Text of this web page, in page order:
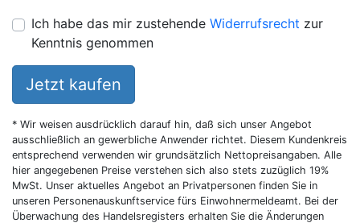
Ich habe das mir zustehende Widerrufsrecht zur
Kenntnis genommen
Jetzt kaufen
* Wir weisen ausdrücklich darauf hin, daß sich unser Angebot
ausschließlich an gewerbliche Anwender richtet. Diesem Kundenkreis
entsprechend verwenden wir grundsätzlich Nettopreisangaben. Alle
hier angegebenen Preise verstehen sich also stets zuzüglich 19%
MwSt. Unser aktuelles Angebot an Privatpersonen finden Sie in
unseren Personenauskunftservice fürs Einwohnermeldeamt. Bei der
Überwachung des Handelsregisters erhalten Sie die Änderungen